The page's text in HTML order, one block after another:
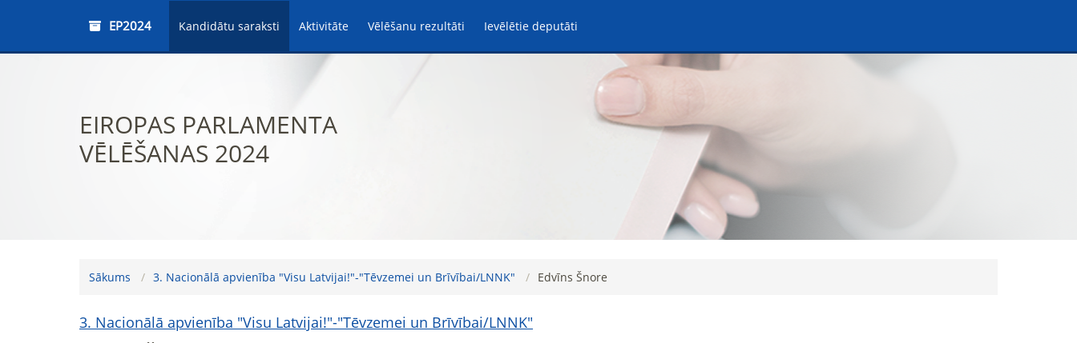
EP2024 Kandidātu saraksti Aktivitāte Vēlēšanu rezultāti Ievēlētie deputāti
EIROPAS PARLAMENTA
VĒLĒŠANAS 2024
Sākums 3. Nacionālā apvienība "Visu Latvijai!"-"Tēvzemei un Brīvībai/LNNK" Edvīns Šnore
3. Nacionālā apvienība "Visu Latvijai!"-"Tēvzemei un Brīvībai/LNNK"